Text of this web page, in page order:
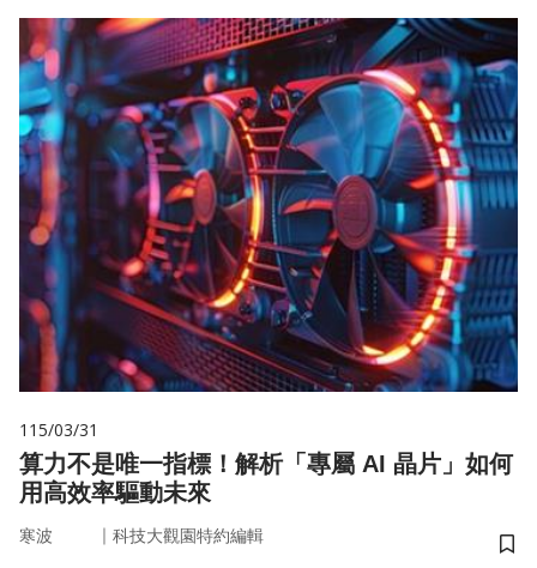
115/03/31
算力不是唯一指標！解析「專屬 AI 晶片」如何
用高效率驅動未來
寒波 ｜ 科技大觀園特約編輯
儲